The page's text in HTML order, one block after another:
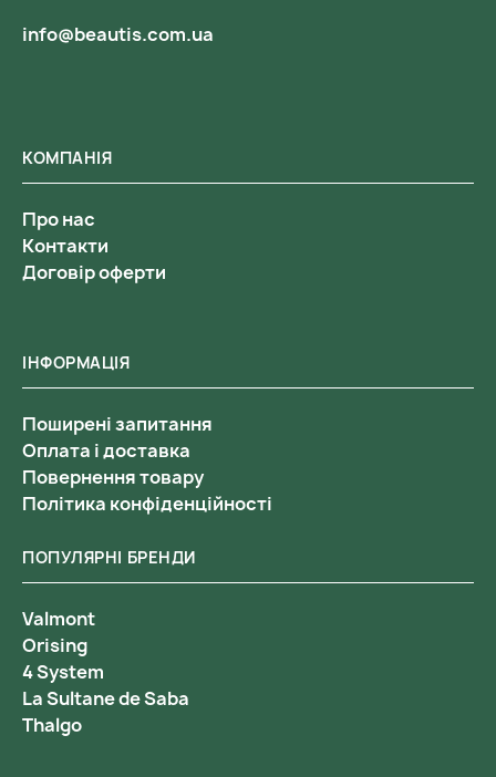
ІНФОРМАЦІЯ
Поширені запитання
Оплата і доставка
Повернення товару
Політика конфіденційності
КОМПАНІЯ
Про нас
Контакти
Договір оферти
ПОПУЛЯРНІ БРЕНДИ
Valmont
Orising
4 System
La Sultane de Saba
Thalgo
info@beautis.com.ua